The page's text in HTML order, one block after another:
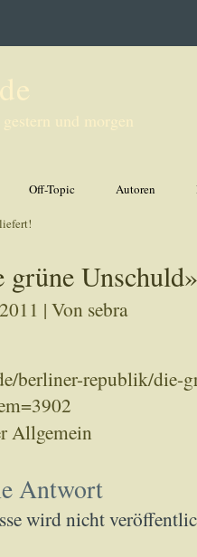
und morgen
Off-Topic Autoren
| Von sebra
berliner-republik/die-
Allgemein
Antwort
wird nicht